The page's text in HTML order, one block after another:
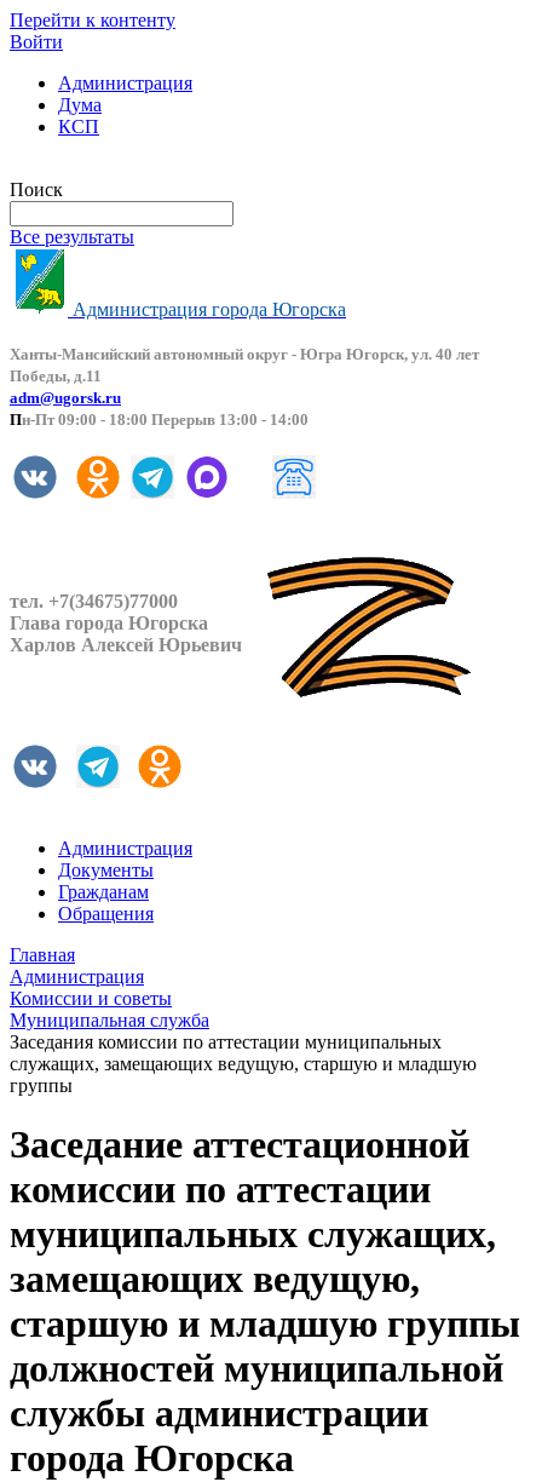
Перейти к контенту
Войти
Администрация
Дума
КСП
Поиск
Все результаты
Администрация города Югорска
Ханты-Мансийский автономный округ - Югра Югорск, ул. 40 лет
Победы, д.11
adm@ugorsk.ru
Пн-Пт 09:00 - 18:00 Перерыв 13:00 - 14:00
тел. +7(34675)77000
Глава города Югорска
Харлов Алексей Юрьевич
Администрация
Документы
Гражданам
Обращения
Главная
Администрация
Комиссии и советы
Муниципальная служба
Заседания комиссии по аттестации муниципальных
служащих, замещающих ведущую, старшую и младшую
группы
Заседание аттестационной
комиссии по аттестации
муниципальных служащих,
замещающих ведущую,
старшую и младшую группы
должностей муниципальной
службы администрации
города Югорска